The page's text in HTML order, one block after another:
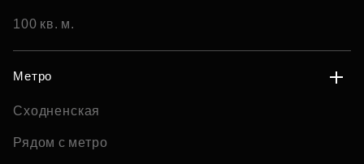
100 кв. м.
Метро
Сходненская
Рядом с метро